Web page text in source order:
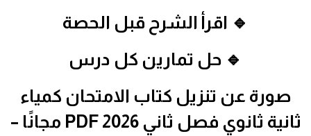
🔹 اقرأ الشرح قبل الحصة
🔹 حل تمارين كل درس
صورة عن تنزيل كتاب الامتحان كمياء
ثانية ثانوي فصل ثاني 2026 PDF مجانًا –